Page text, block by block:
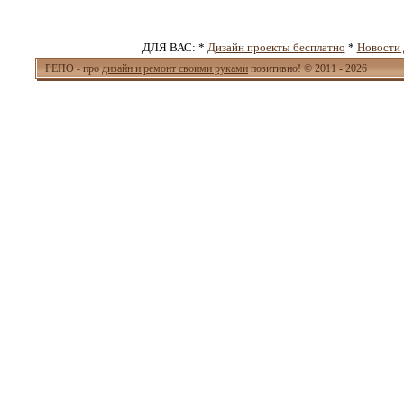
ДЛЯ ВАС: * Дизайн проекты бесплатно * Новости
РЕПО - про дизайн и ремонт своими руками позитивно! © 2011 - 2026